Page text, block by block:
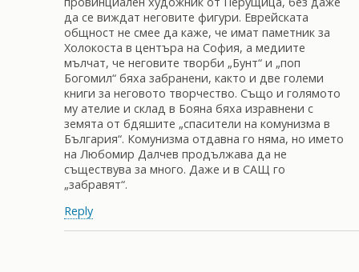
да се виждат неговите фигури. Еврейската
общност не смее да каже, че имат паметник за
Холокоста в центъра на София, а медиите
мълчат, че неговите творби „Бунт“ и „поп
Богомил“ бяха забранени, както и две големи
книги за неговото творчество. Също и голямото
му ателие и склад в Бояна бяха изравнени с
земята от бдяшите „спасители на комунизма в
България“. Комунизма отдавна го няма, но името
на Любомир Далчев продължава да не
съществува за много. Даже и в САЩ го
„забравят“.
Reply